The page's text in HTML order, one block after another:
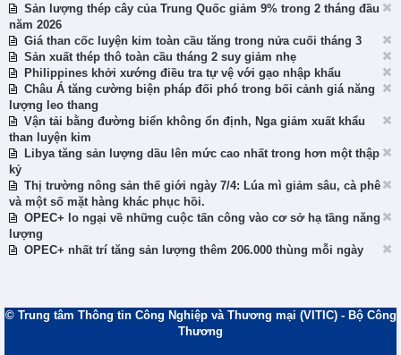
Sản lượng thép cây của Trung Quốc giảm 9% trong 2 tháng đầu
năm 2026
Giá than cốc luyện kim toàn cầu tăng trong nửa cuối tháng 3
Sản xuất thép thô toàn cầu tháng 2 suy giảm nhẹ
Philippines khởi xướng điều tra tự vệ với gạo nhập khẩu
Châu Á tăng cường biện pháp đối phó trong bối cảnh giá năng
lượng leo thang
Vận tải bằng đường biển không ổn định, Nga giảm xuất khẩu
than luyện kim
Libya tăng sản lượng dầu lên mức cao nhất trong hơn một thập
kỷ
Thị trường nông sản thế giới ngày 7/4: Lúa mì giảm sâu, cà phê
và một số mặt hàng khác phục hồi.
OPEC+ lo ngại về những cuộc tấn công vào cơ sở hạ tầng năng
lượng
OPEC+ nhất trí tăng sản lượng thêm 206.000 thùng mỗi ngày
© Trung tâm Thông tin Công Nghiệp và Thương mại (VITIC) - Bộ Công
Thương